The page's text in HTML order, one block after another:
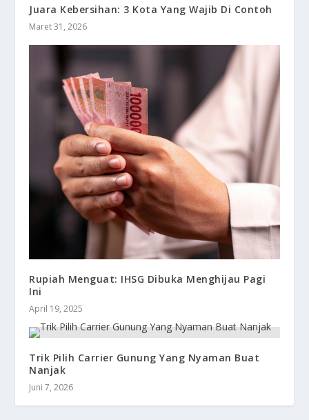
Juara Kebersihan: 3 Kota Yang Wajib Di Contoh
Maret 31, 2026
Rupiah Menguat: IHSG Dibuka Menghijau Pagi
Ini
April 19, 2025
Trik Pilih Carrier Gunung Yang Nyaman Buat
Nanjak
Juni 7, 2026